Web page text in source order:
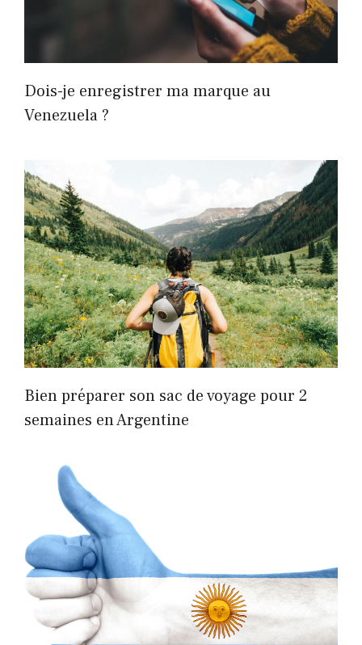
Dois-je enregistrer ma marque au
Venezuela ?
Bien préparer son sac de voyage pour 2
semaines en Argentine